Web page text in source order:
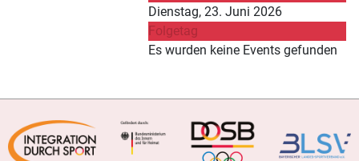
Dienstag, 23. Juni 2026
Folgetag
Es wurden keine Events gefunden